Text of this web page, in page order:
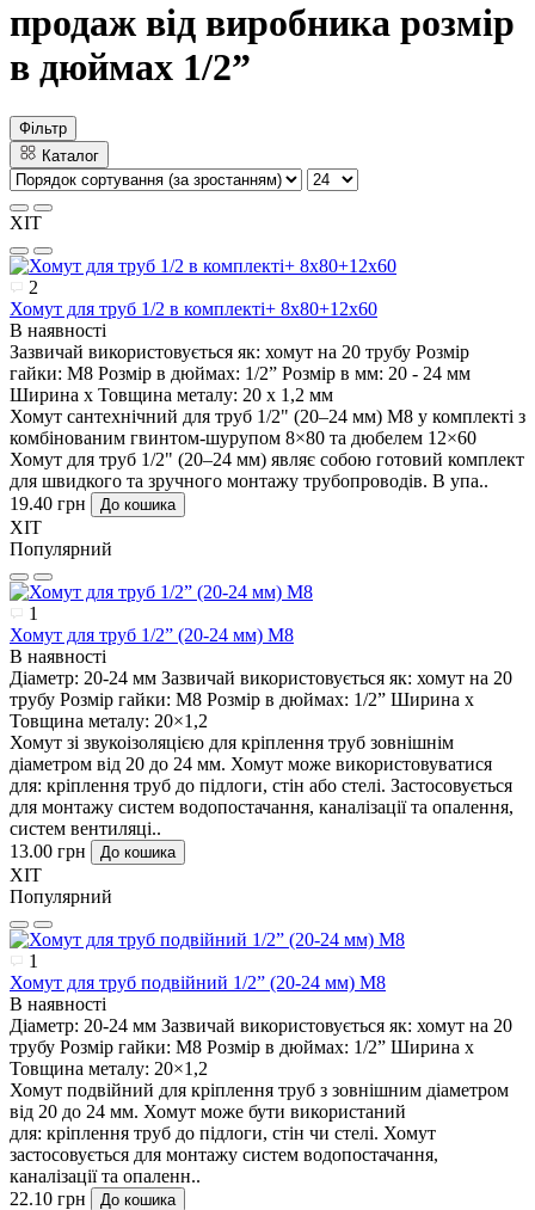
продаж від виробника розмір
в дюймах 1/2”
Фільтр
Каталог
ХІТ
2
Хомут для труб 1/2 в комплекті+ 8х80+12х60
В наявності
Зазвичай використовується як: хомут на 20 трубу Розмір
гайки: М8 Розмір в дюймах: 1/2” Розмір в мм: 20 - 24 мм
Ширина х Товщина металу: 20 х 1,2 мм
Хомут сантехнічний для труб 1/2" (20–24 мм) М8 у комплекті з
комбінованим гвинтом-шурупом 8×80 та дюбелем 12×60
Хомут для труб 1/2" (20–24 мм) являє собою готовий комплект
для швидкого та зручного монтажу трубопроводів. В упа..
19.40 грн
До кошика
ХІТ
Популярний
1
Хомут для труб 1/2” (20-24 мм) М8
В наявності
Діаметр: 20-24 мм Зазвичай використовується як: хомут на 20
трубу Розмір гайки: М8 Розмір в дюймах: 1/2” Ширина х
Товщина металу: 20×1,2
Хомут зі звукоізоляцією для кріплення труб зовнішнім
діаметром від 20 до 24 мм. Хомут може використовуватися
для: кріплення труб до підлоги, стін або стелі. Застосовується
для монтажу систем водопостачання, каналізації та опалення,
систем вентиляці..
13.00 грн
До кошика
ХІТ
Популярний
1
Хомут для труб подвійний 1/2” (20-24 мм) М8
В наявності
Діаметр: 20-24 мм Зазвичай використовується як: хомут на 20
трубу Розмір гайки: М8 Розмір в дюймах: 1/2” Ширина х
Товщина металу: 20×1,2
Хомут подвійний для кріплення труб з зовнішним діаметром
від 20 до 24 мм. Хомут може бути використаний
для: кріплення труб до підлоги, стін чи стелі. Хомут
застосовується для монтажу систем водопостачання,
каналізації та опаленн..
22.10 грн
До кошика